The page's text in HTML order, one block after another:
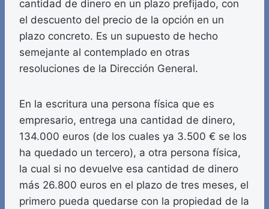
cantidad de dinero en un plazo prefijado, con
el descuento del precio de la opción en un
plazo concreto. Es un supuesto de hecho
semejante al contemplado en otras
resoluciones de la Dirección General.
En la escritura una persona física que es
empresario, entrega una cantidad de dinero,
134.000 euros (de los cuales ya 3.500 € se los
ha quedado un tercero), a otra persona física,
la cual si no devuelve esa cantidad de dinero
más 26.800 euros en el plazo de tres meses, el
primero pueda quedarse con la propiedad de la